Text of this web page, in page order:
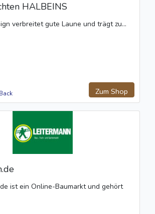
HALBEINS
verbreitet gute Laune und trägt zu...
Zum Shop
ist ein Online-Baumarkt und gehört